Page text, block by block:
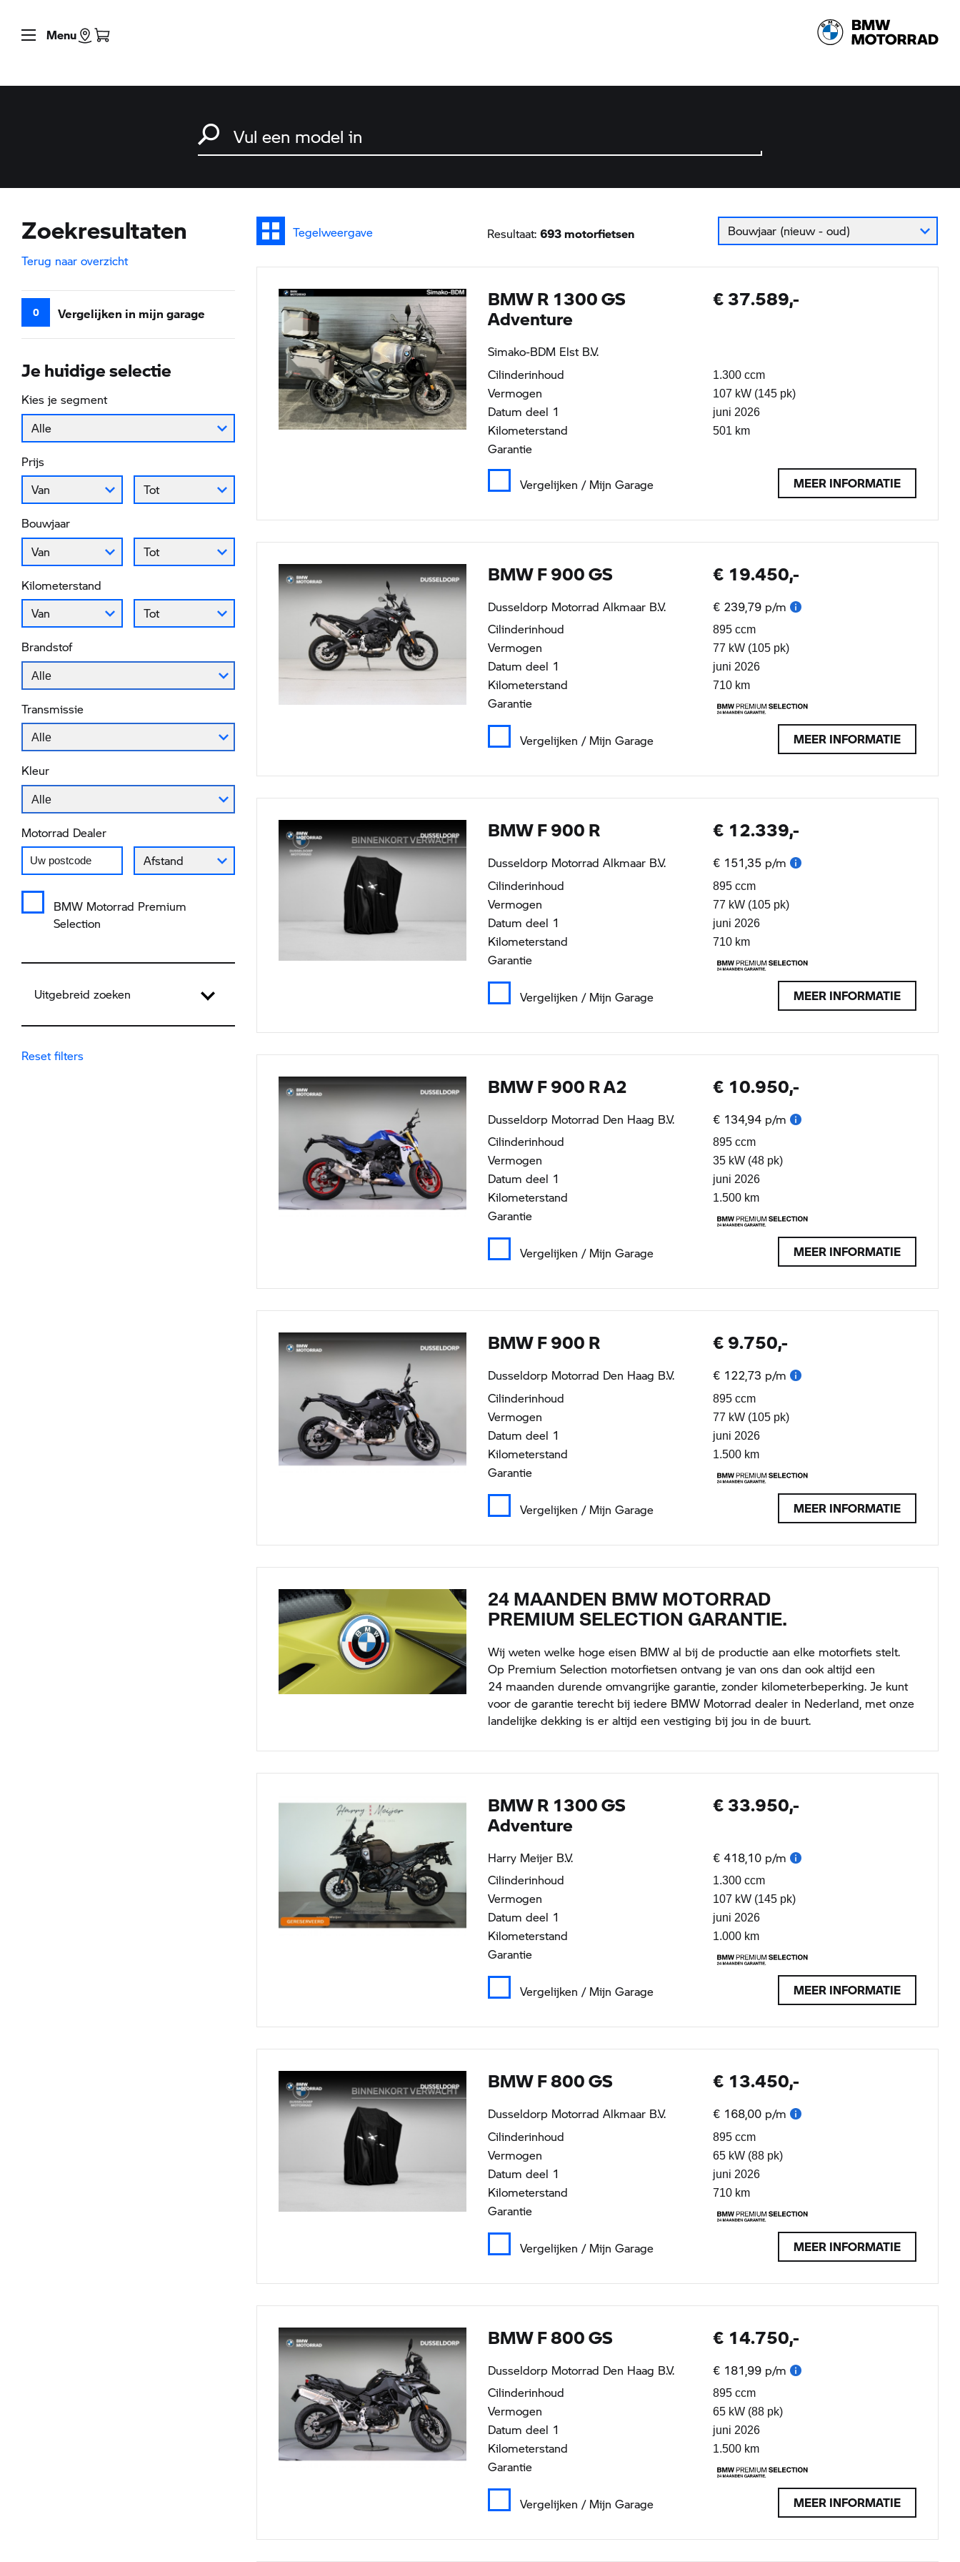
Menu
Zoek naar een motorfiets
Zoekresultaten
Terug naar overzicht
0 Vergelijken in mijn garage
Je huidige selectie
Kies je segment
Alle
Prijs
Prijs vanaf
Van Prijs tot
Tot
Bouwjaar
Bouwjaar vanaf
Van Bouwjaar tot
Tot
Kilometerstand
Kilometerstand vanaf
Van Kilometerstand tot
Tot
Brandstof
Alle
Transmissie
Alle
Kleur
Alle
Motorrad Dealer
Vul uw postcode in om de dichtstbijzijnde Motorrad dealer te vinden
Afstand van uw postcode tot de Motorrad Dealer
Afstand
BMW Motorrad Premium
Selection
Uitgebreid zoeken
Reset filters
Tegelweergave Resultaat: Bouwjaar (nieuw - oud)
BMW R 1300 GS
Adventure
€ 37.589,-
Simako-BDM Elst B.V.
Cilinderinhoud
1.300 ccm
Vermogen 107 kW (145 pk)
Datum deel 1 juni 2026
Kilometerstand 501 km
Garantie
Vergelijken / Mijn Garage MEER INFORMATIE
BMW F 900 GS € 19.450,-
Dusseldorp Motorrad Alkmaar B.V.
€ 239,79 p/m
Cilinderinhoud
895 ccm
Vermogen 77 kW (105 pk)
Datum deel 1 juni 2026
Kilometerstand 710 km
Garantie
Vergelijken / Mijn Garage MEER INFORMATIE
BMW F 900 R € 12.339,-
Dusseldorp Motorrad Alkmaar B.V.
€ 151,35 p/m
Cilinderinhoud
895 ccm
Vermogen 77 kW (105 pk)
Datum deel 1 juni 2026
Kilometerstand 710 km
Garantie
Vergelijken / Mijn Garage MEER INFORMATIE
BMW F 900 R A2 € 10.950,-
Dusseldorp Motorrad Den Haag B.V.
€ 134,94 p/m
Cilinderinhoud
895 ccm
Vermogen 35 kW (48 pk)
Datum deel 1 juni 2026
Kilometerstand 1.500 km
Garantie
Vergelijken / Mijn Garage MEER INFORMATIE
BMW F 900 R € 9.750,-
Dusseldorp Motorrad Den Haag B.V.
€ 122,73 p/m
Cilinderinhoud
895 ccm
Vermogen 77 kW (105 pk)
Datum deel 1 juni 2026
Kilometerstand 1.500 km
Garantie
Vergelijken / Mijn Garage MEER INFORMATIE
24 MAANDEN BMW MOTORRAD
PREMIUM SELECTION GARANTIE.
Wij weten welke hoge eisen BMW al bij de productie aan elke motorfiets stelt.
Op Premium Selection motorfietsen ontvang je van ons dan ook altijd een
24 maanden durende omvangrijke garantie, zonder kilometerbeperking. Je kunt
voor de garantie terecht bij iedere BMW Motorrad dealer in Nederland, met onze
landelijke dekking is er altijd een vestiging bij jou in de buurt.
BMW R 1300 GS
Adventure
€ 33.950,-
Harry Meijer B.V.
€ 418,10 p/m
Cilinderinhoud
1.300 ccm
Vermogen 107 kW (145 pk)
Datum deel 1 juni 2026
Kilometerstand 1.000 km
Garantie
Vergelijken / Mijn Garage MEER INFORMATIE
BMW F 800 GS € 13.450,-
Dusseldorp Motorrad Alkmaar B.V.
€ 168,00 p/m
Cilinderinhoud
895 ccm
Vermogen 65 kW (88 pk)
Datum deel 1 juni 2026
Kilometerstand 710 km
Garantie
Vergelijken / Mijn Garage MEER INFORMATIE
BMW F 800 GS € 14.750,-
Dusseldorp Motorrad Den Haag B.V.
€ 181,99 p/m
Cilinderinhoud
895 ccm
Vermogen 65 kW (88 pk)
Datum deel 1 juni 2026
Kilometerstand 1.500 km
Garantie
Vergelijken / Mijn Garage MEER INFORMATIE